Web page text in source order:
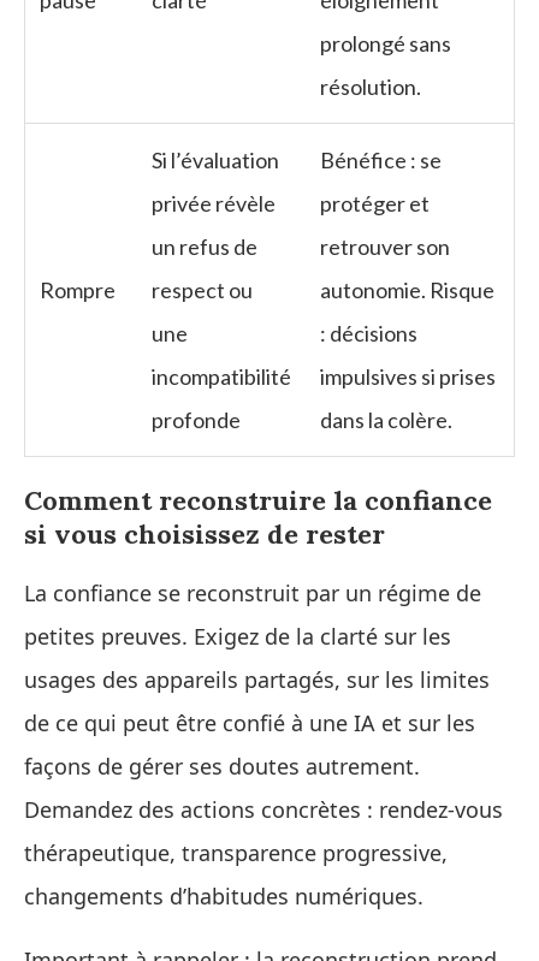
prolongé sans
résolution.
Rompre
Si l’évaluation
privée révèle
un refus de
respect ou
une
incompatibilité
profonde
Bénéfice : se
protéger et
retrouver son
autonomie. Risque
: décisions
impulsives si prises
dans la colère.
Comment reconstruire la confiance
si vous choisissez de rester
La confiance se reconstruit par un régime de
petites preuves. Exigez de la clarté sur les
usages des appareils partagés, sur les limites
de ce qui peut être confié à une IA et sur les
façons de gérer ses doutes autrement.
Demandez des actions concrètes : rendez‑vous
thérapeutique, transparence progressive,
changements d’habitudes numériques.